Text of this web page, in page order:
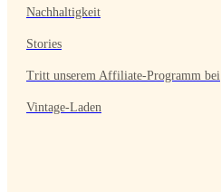
Nachhaltigkeit
Stories
Tritt unserem Affiliate-Programm bei
Vintage-Laden